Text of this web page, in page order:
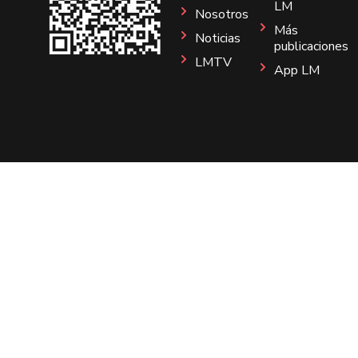
Nosotros
Noticias
LMTV
LM
Más
publicaciones
App LM